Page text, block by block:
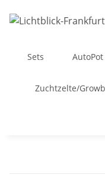
Sets
Zuchtzelte/